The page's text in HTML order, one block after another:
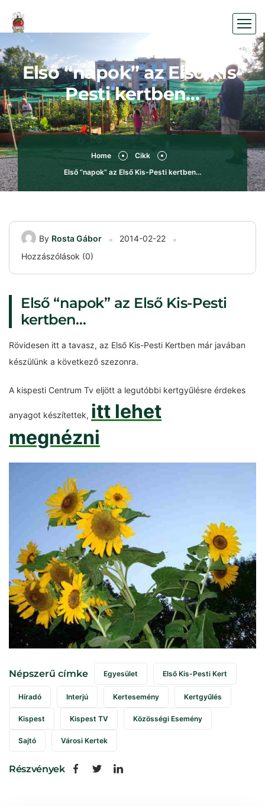
Első “napok” az Első Kis-
Pesti kertben…
Home
Cikk
Első “napok” az Első Kis-Pesti kertben…
By Rosta Gábor
2014-02-22
Hozzászólások (0)
Első “napok” az Első Kis-Pesti
kertben…
Rövidesen itt a tavasz, az Első Kis-Pesti Kertben már javában
készülünk a következő szezonra.
A kispesti Centrum Tv eljött a legutóbbi kertgyűlésre érdekes
anyagot készítettek, itt lehet
megnézni
Népszerű címke Egyesület Első Kis-Pesti Kert
Híradó Interjú Kertesemény Kertgyűlés
Kispest Kispest TV Közösségi Esemény
Sajtó Városi Kertek
Részvények